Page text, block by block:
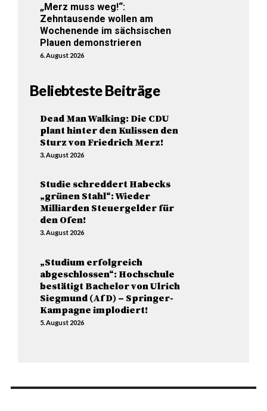
„Merz muss weg!“:
Zehntausende wollen am
Wochenende im sächsischen
Plauen demonstrieren
6. August 2026
Beliebteste Beiträge
Dead Man Walking: Die CDU
plant hinter den Kulissen den
Sturz von Friedrich Merz!
3. August 2026
Studie schreddert Habecks
„grünen Stahl“: Wieder
Milliarden Steuergelder für
den Ofen!
3. August 2026
„Studium erfolgreich
abgeschlossen“: Hochschule
bestätigt Bachelor von Ulrich
Siegmund (AfD) – Springer-
Kampagne implodiert!
5. August 2026